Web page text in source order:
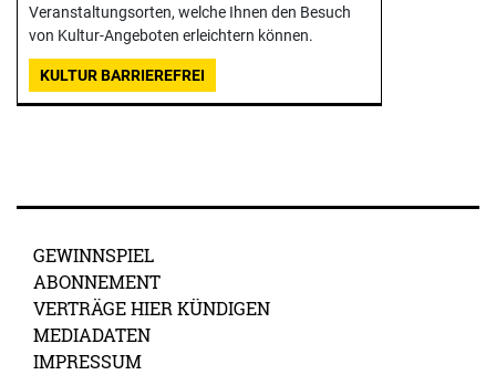
Veranstaltungsorten, welche Ihnen den Besuch
von Kultur-Angeboten erleichtern können.
KULTUR BARRIEREFREI
GEWINNSPIEL
ABONNEMENT
VERTRÄGE HIER KÜNDIGEN
MEDIADATEN
IMPRESSUM